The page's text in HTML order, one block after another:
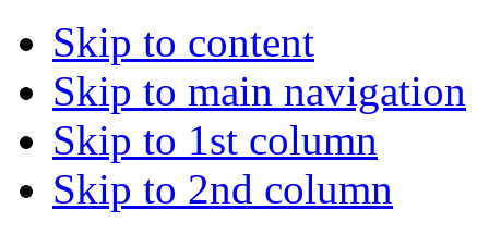
Skip to content
Skip to main navigation
Skip to 1st column
Skip to 2nd column